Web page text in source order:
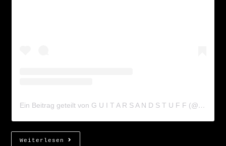
Ein Beitrag geteilt von G U I T A R S A N D S T U F F (@guitarsandstuff)
Weiterlesen